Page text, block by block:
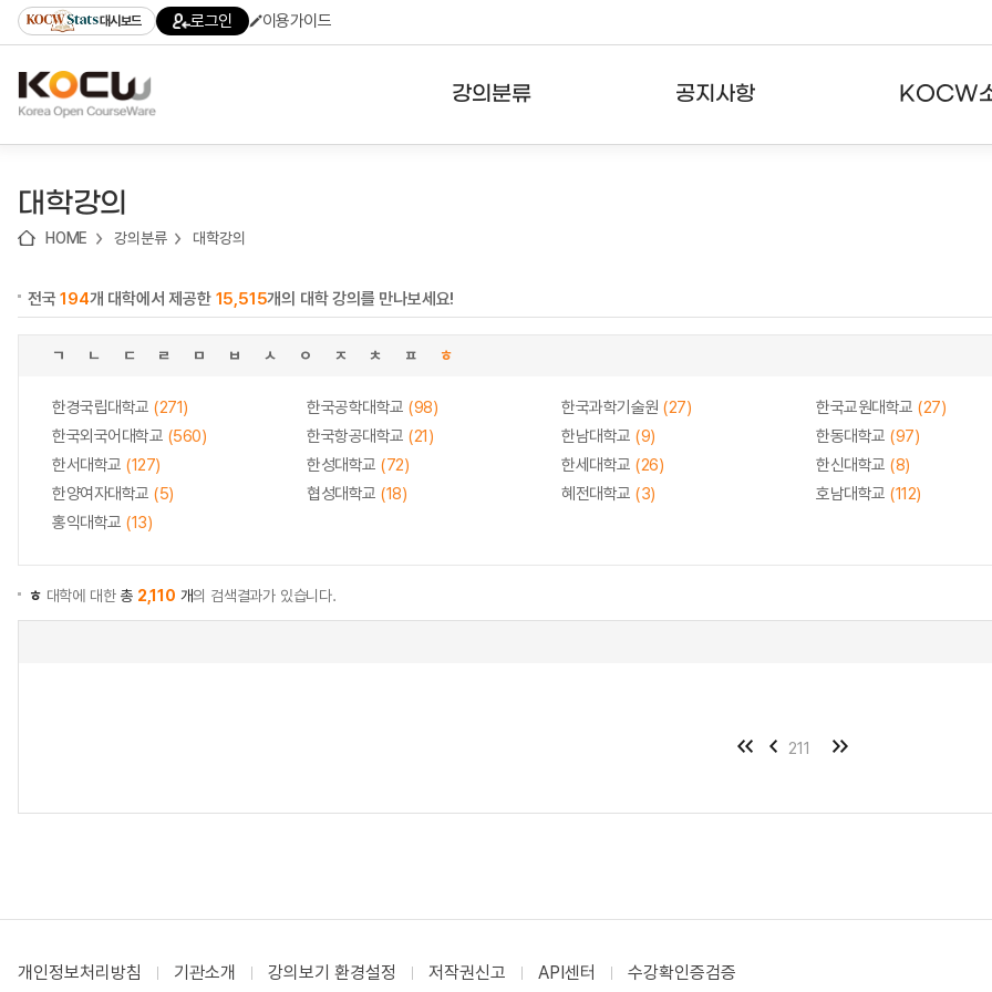
기
기
기
content)
가
대시보드 로그인 이용가이드
강의분류 공지사항 KOCW
대학강의
HOME 강의분류 대학강의
전국194개 대학에서 제공한 15,515개의 대학 강의를 만나보세요!
ㄱ ㄴ ㄷ ㄹ ㅁ ㅂ ㅅ ㅇ ㅈ ㅊ ㅍ ㅎ
한경국립대학교 (271) 한국공학대학교 (98) 한국과학기술원 (27) 한국교원대학교 (27)
한국외국어대학교 (560) 한국항공대학교 (21) 한남대학교 (9) 한동대학교 (97)
한서대학교 (127) 한성대학교 (72) 한세대학교 (26) 한신대학교 (8)
한양여자대학교 (5) 협성대학교 (18) 혜전대학교 (3) 호남대학교 (112)
홍익대학교 (13)
ㅎ 대학에 대한총 2,110 개의 검색결과가 있습니다.
211
개인정보처리방침 기관소개 강의보기 환경설정 저작권신고 API센터 수강확인증검증